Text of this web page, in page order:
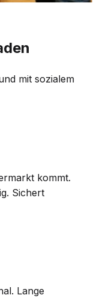
mit sozialem
kommt.
Sichert
Lange